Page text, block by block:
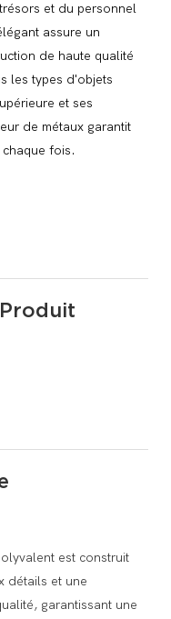
et du personnel
assure un
de haute qualité
les types d'objets
et ses
de métaux garantit
fois.
est construit
détails et une
garantissant une